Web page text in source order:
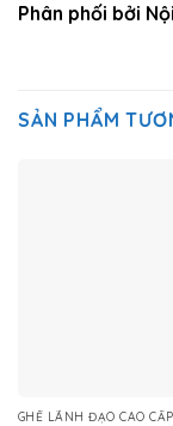
Phân phối bởi
SẢN PHẨM
GHẾ LÃNH ĐẠO CAO CẤP